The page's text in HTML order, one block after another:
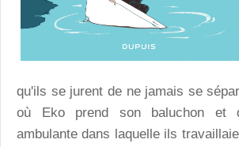
qu'ils se jurent de ne jamais se
où Eko prend son baluchon et
ambulante dans laquelle ils